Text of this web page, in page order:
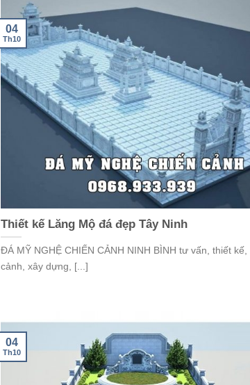
Thiết kế Lăng Mộ đá đẹp Tây Ninh
ĐÁ MỸ NGHỆ CHIẾN CẢNH NINH BÌNH tư vấn, thiết kế,
cảnh, xây dựng, [...]
04
Th10
04
Th10